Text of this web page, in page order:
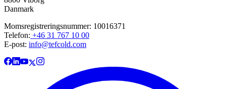
Danmark
Momsregistreringsnummer: 10016371
Telefon: +46 31 767 10 00
E-post: info@tefcold.com